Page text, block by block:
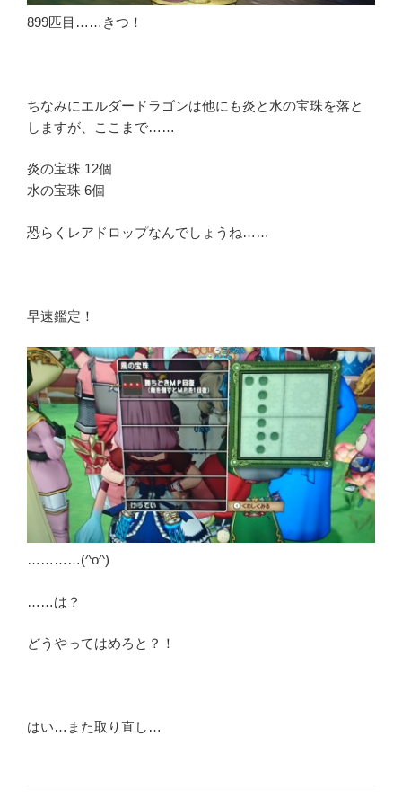
899匹目……きつ！
ちなみにエルダードラゴンは他にも炎と水の宝珠を落と
しますが、ここまで……
炎の宝珠 12個
水の宝珠 6個
恐らくレアドロップなんでしょうね……
早速鑑定！
…………(^o^)
……は？
どうやってはめろと？！
はい…また取り直し…